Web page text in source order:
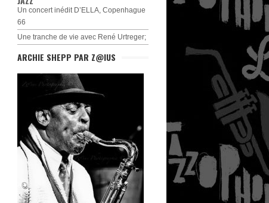
Un concert inédit D’ELLA, Copenhague
66
Une tranche de vie avec René Urtreger;
ARCHIE SHEPP PAR Z@IUS